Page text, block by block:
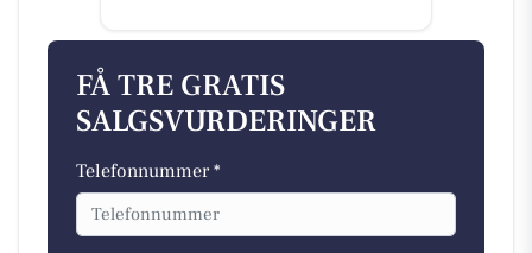
FÅ TRE GRATIS
SALGSVURDERINGER
Telefonnummer *